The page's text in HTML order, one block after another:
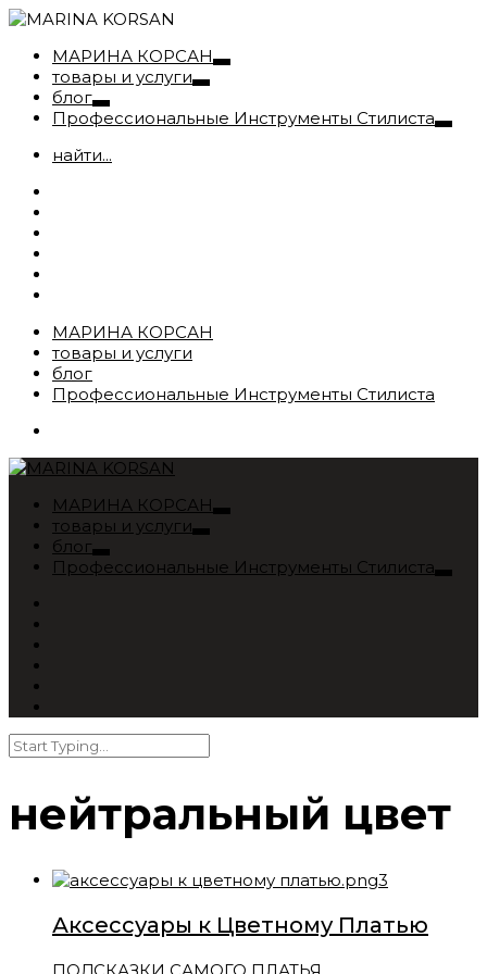
МАРИНА КОРСАН
товары и услуги
блог
Профессиональные Инструменты Стилиста
найти...
МАРИНА КОРСАН
товары и услуги
блог
Профессиональные Инструменты Стилиста
МАРИНА КОРСАН
товары и услуги
блог
Профессиональные Инструменты Стилиста
нейтральный цвет
Аксессуары к Цветному Платью
ПОДСКАЗКИ САМОГО ПЛАТЬЯ